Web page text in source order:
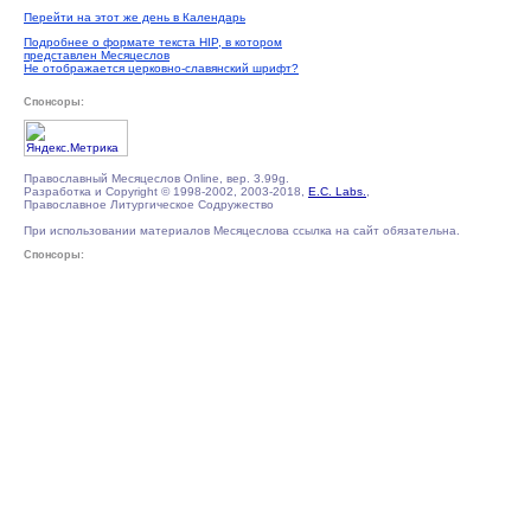
Перейти на этот же день в Календарь
Подробнее о формате текста HIP, в котором
представлен Месяцеслов
Не отображается церковно-славянский шрифт?
Спонсоры:
Православный Месяцеслов Online, вер. 3.99g.
Разработка и Copyright © 1998-2002, 2003-2018, E.C. Labs.
Православное Литургическое Содружество
При использовании материалов Месяцеслова ссылка на сайт обязательна.
Спонсоры: